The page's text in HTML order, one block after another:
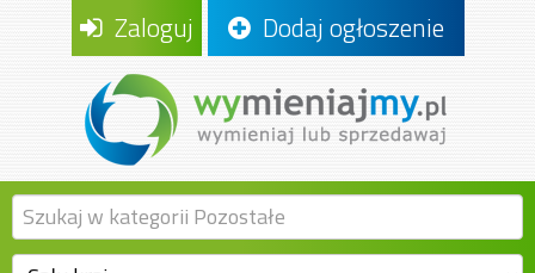
Zaloguj Dodaj ogłoszenie